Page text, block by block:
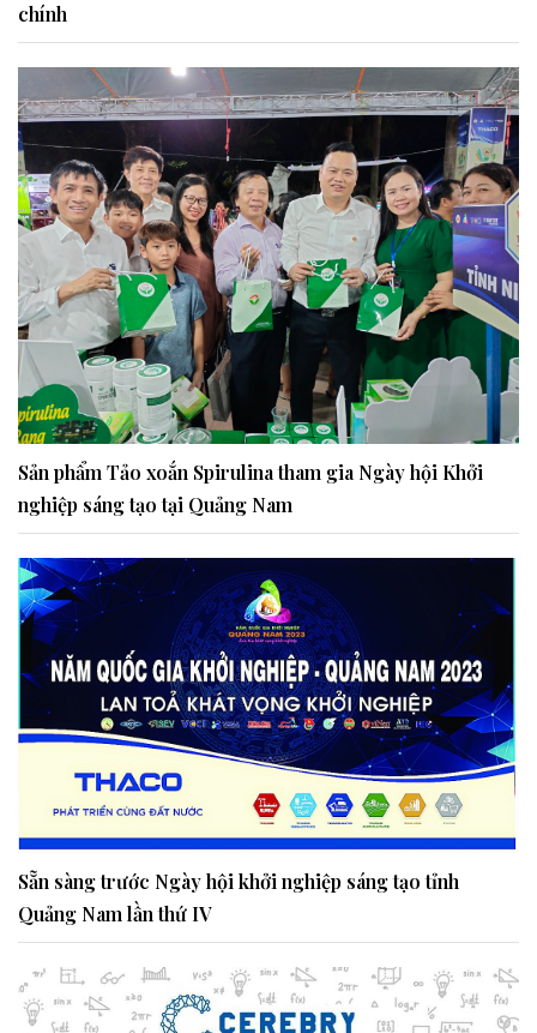
chính
Sản phẩm Tảo xoắn Spirulina tham gia Ngày hội Khởi
nghiệp sáng tạo tại Quảng Nam
Sẵn sàng trước Ngày hội khởi nghiệp sáng tạo tỉnh
Quảng Nam lần thứ IV